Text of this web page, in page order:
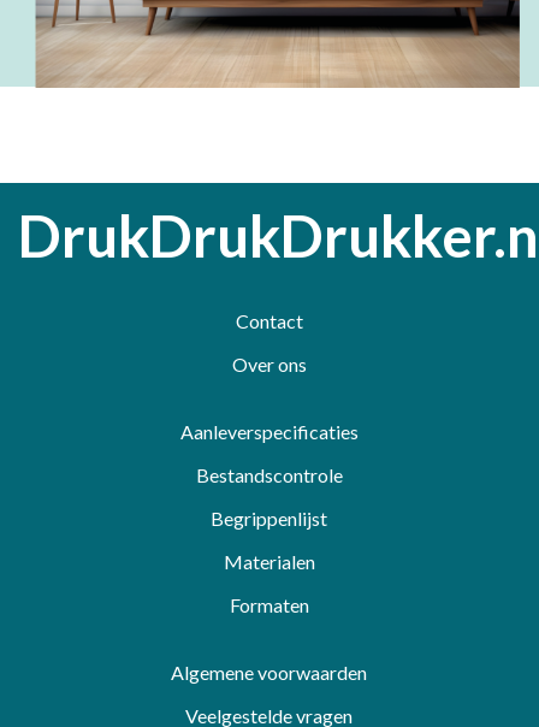
Contact
Over ons
Aanleverspecificaties
Bestandscontrole
Begrippenlijst
Materialen
Formaten
Algemene voorwaarden
Veelgestelde vragen